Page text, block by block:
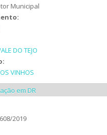
Municipal
DO TEJO
VINHOS
em DR
2019